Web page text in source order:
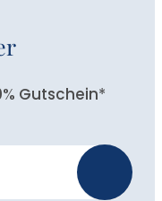
Gutschein*